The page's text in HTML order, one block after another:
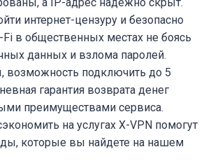
интернет-цензуру и безопасно
Fi в общественных местах не боясь
данных и взлома паролей.
возможность подключить до 5
гарантия возврата денег
преимуществами сервиса.
на услугах X-VPN помогут
которые вы найдете на нашем